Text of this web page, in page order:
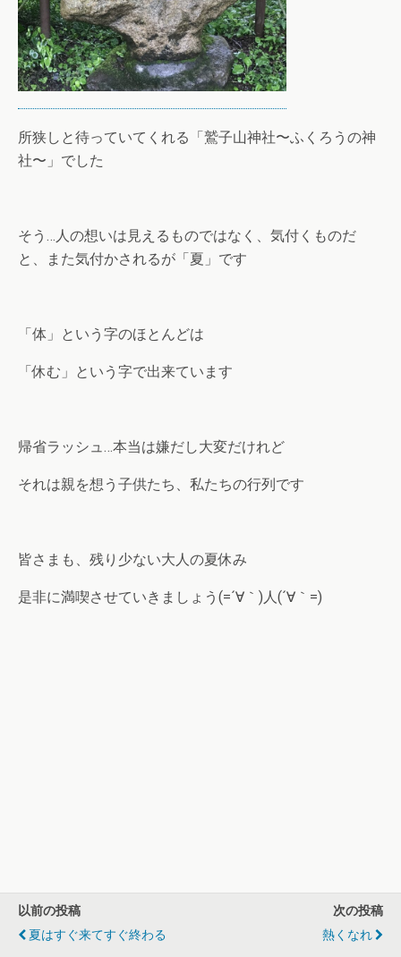
所狭しと待っていてくれる「鷲子山神社〜ふくろうの神
社〜」でした
そう…人の想いは見えるものではなく、気付くものだ
と、また気付かされるが「夏」です
「体」という字のほとんどは
「休む」という字で出来ています
帰省ラッシュ…本当は嫌だし大変だけれど
それは親を想う子供たち、私たちの行列です
皆さまも、残り少ない大人の夏休み
是非に満喫させていきましょう(=´∀｀)人(´∀｀=)
以前の投稿
夏はすぐ来てすぐ終わる
次の投稿
熱くなれ